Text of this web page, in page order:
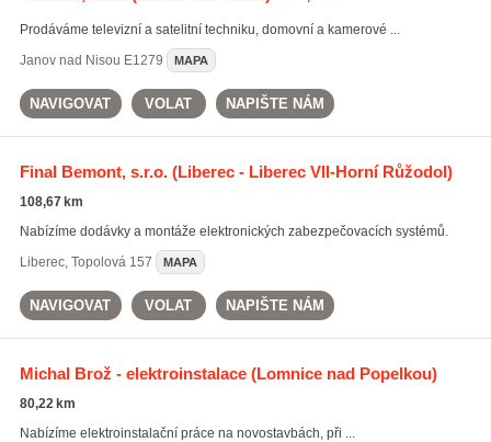
Prodáváme televizní a satelitní techniku, domovní a kamerové ...
Janov nad Nisou E1279 MAPA
NAVIGOVAT VOLAT NAPIŠTE NÁM
Final Bemont, s.r.o.(Liberec - Liberec VII-Horní Růžodol)
108,67 km
Nabízíme dodávky a montáže elektronických zabezpečovacích systémů.
Liberec, Topolová 157 MAPA
NAVIGOVAT VOLAT NAPIŠTE NÁM
Michal Brož - elektroinstalace(Lomnice nad Popelkou)
80,22 km
Nabízíme elektroinstalační práce na novostavbách, při ...